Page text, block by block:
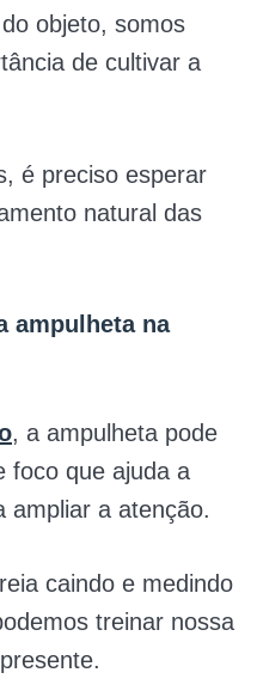
objeto, somos
de cultivar a
é preciso esperar
natural das
ampulheta na
, a ampulheta pode
foco que ajuda a
ampliar a atenção.
caindo e medindo
treinar nossa